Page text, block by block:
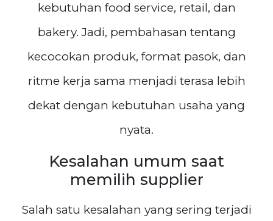
kebutuhan food service, retail, dan
bakery. Jadi, pembahasan tentang
kecocokan produk, format pasok, dan
ritme kerja sama menjadi terasa lebih
dekat dengan kebutuhan usaha yang
nyata.
Kesalahan umum saat
memilih supplier
Salah satu kesalahan yang sering terjadi